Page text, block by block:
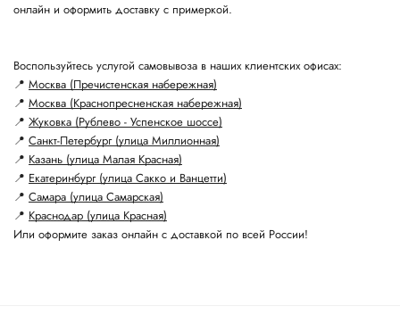
онлайн и оформить доставку с примеркой.
Воспользуйтесь услугой самовывоза в наших клиентских офисах:
📍 Москва (Пречистенская набережная)
📍 Москва (Краснопресненская набережная)
📍 Жуковка (Рублево - Успенское шоссе)
📍 Санкт-Петербург (улица Миллионная)
📍 Казань (улица Малая Красная)
📍 Екатеринбург (улица Сакко и Ванцетти)
📍 Самара (улица Самарская)
📍 Краснодар (улица Красная)
Или оформите заказ онлайн с доставкой по всей России!